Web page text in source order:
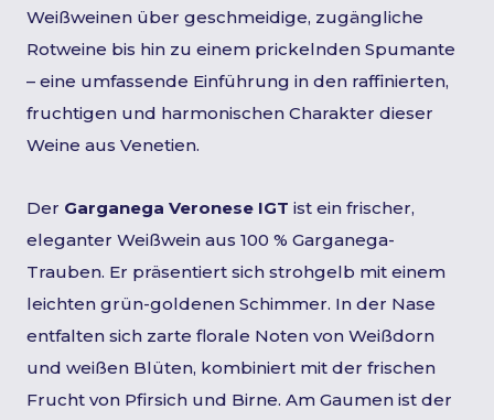
Weißweinen über geschmeidige, zugängliche
Rotweine bis hin zu einem prickelnden Spumante
– eine umfassende Einführung in den raffinierten,
fruchtigen und harmonischen Charakter dieser
Weine aus Venetien.
Der Garganega Veronese IGT ist ein frischer,
eleganter Weißwein aus 100 % Garganega-
Trauben. Er präsentiert sich strohgelb mit einem
leichten grün-goldenen Schimmer. In der Nase
entfalten sich zarte florale Noten von Weißdorn
und weißen Blüten, kombiniert mit der frischen
Frucht von Pfirsich und Birne. Am Gaumen ist der